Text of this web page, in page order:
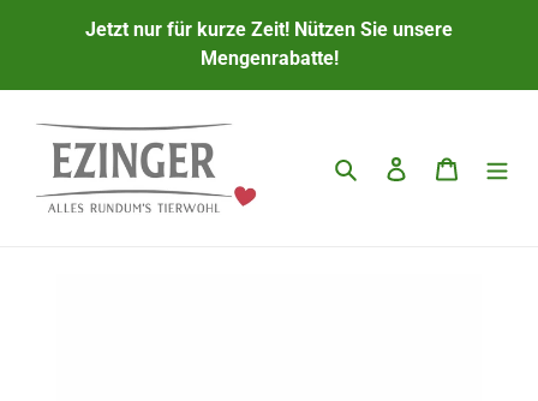
Jetzt nur für kurze Zeit! Nützen Sie unsere
Mengenrabatte!
Suchen Einloggen